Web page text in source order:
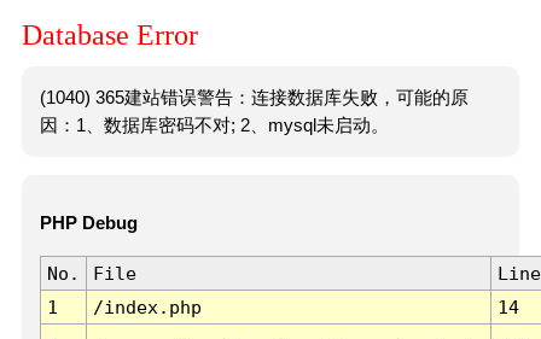
Database Error
(1040) 365建站错误警告：连接数据库失败，可能的原
因：1、数据库密码不对; 2、mysql未启动。
PHP Debug
No. File
Line
1
/index.php 14